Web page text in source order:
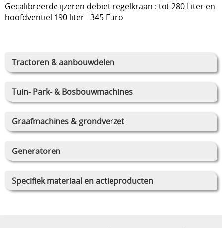
Tractoren & aanbouwdelen
Tuin- Park- & Bosbouwmachines
Graafmachines & grondverzet
Generatoren
Specifiek materiaal en actieproducten
Gecalibreerde ijzeren debiet regelkraan : tot 280 Liter en
hoofdventiel 190 liter 345 Euro